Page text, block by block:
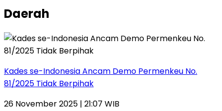
Daerah
Kades se-Indonesia Ancam Demo Permenkeu No.
81/2025 Tidak Berpihak
26 November 2025 | 21:07 WIB